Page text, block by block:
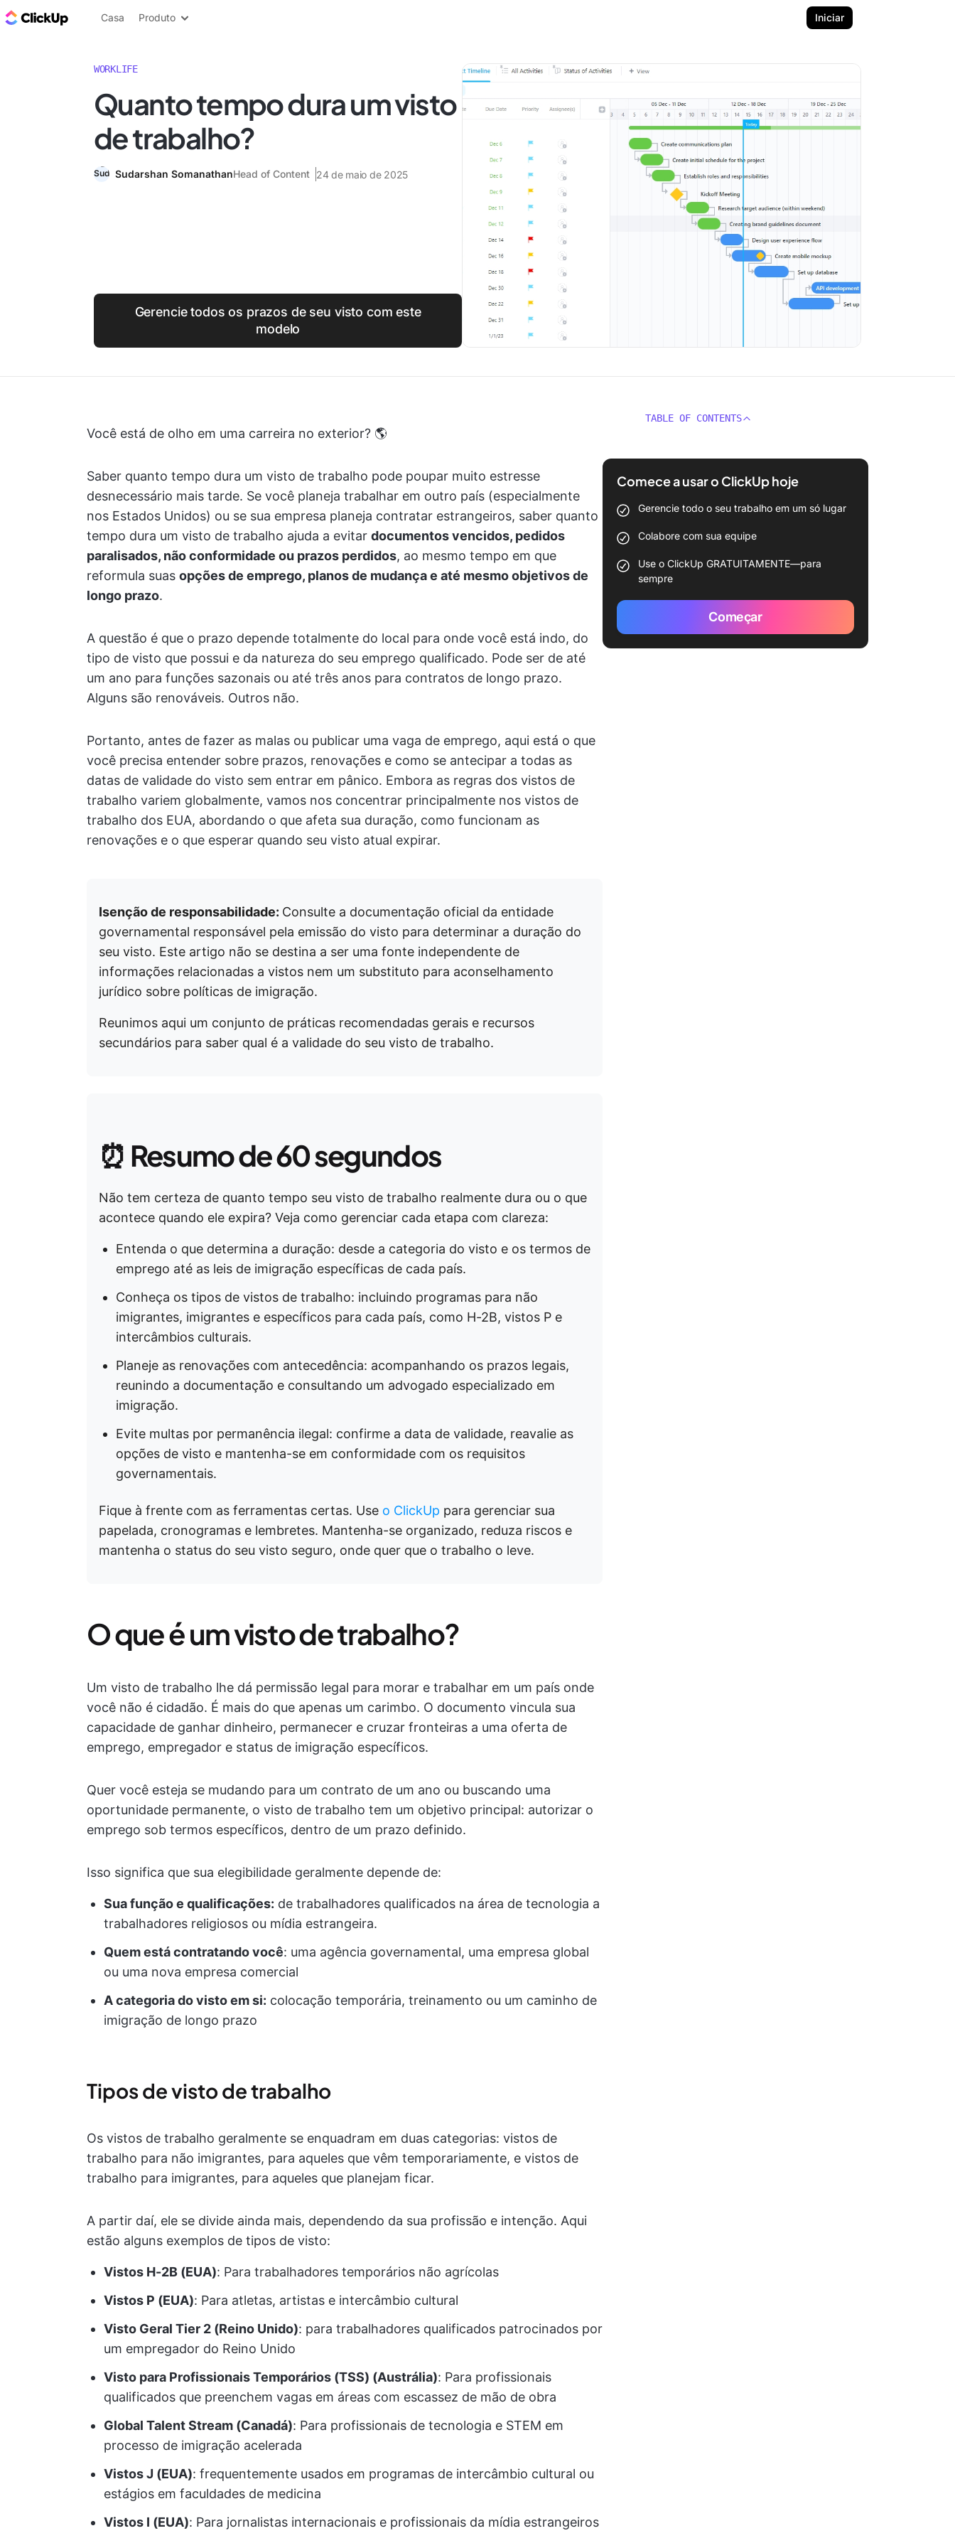
ClickUp Blogue
Casa Produto Iniciar
WORKLIFE
Quanto tempo dura um visto
de trabalho?
Sudarshan SomanathanHead of Content 24 de maio de 2025
Gerencie todos os prazos de seu visto com este
modelo
Você está de olho em uma carreira no exterior? 🌎
Saber quanto tempo dura um visto de trabalho pode poupar muito estresse
desnecessário mais tarde. Se você planeja trabalhar em outro país (especialmente
nos Estados Unidos) ou se sua empresa planeja contratar estrangeiros, saber quanto
tempo dura um visto de trabalho ajuda a evitar documentos vencidos, pedidos
paralisados, não conformidade ou prazos perdidos, ao mesmo tempo em que
reformula suas opções de emprego, planos de mudança e até mesmo objetivos de
longo prazo.
A questão é que o prazo depende totalmente do local para onde você está indo, do
tipo de visto que possui e da natureza do seu emprego qualificado. Pode ser de até
um ano para funções sazonais ou até três anos para contratos de longo prazo.
Alguns são renováveis. Outros não.
Portanto, antes de fazer as malas ou publicar uma vaga de emprego, aqui está o que
você precisa entender sobre prazos, renovações e como se antecipar a todas as
datas de validade do visto sem entrar em pânico. Embora as regras dos vistos de
trabalho variem globalmente, vamos nos concentrar principalmente nos vistos de
trabalho dos EUA, abordando o que afeta sua duração, como funcionam as
renovações e o que esperar quando seu visto atual expirar.
Isenção de responsabilidade: Consulte a documentação oficial da entidade
governamental responsável pela emissão do visto para determinar a duração do
seu visto. Este artigo não se destina a ser uma fonte independente de
informações relacionadas a vistos nem um substituto para aconselhamento
jurídico sobre políticas de imigração.
Reunimos aqui um conjunto de práticas recomendadas gerais e recursos
secundários para saber qual é a validade do seu visto de trabalho.
⏰ Resumo de 60 segundos
Não tem certeza de quanto tempo seu visto de trabalho realmente dura ou o que
acontece quando ele expira? Veja como gerenciar cada etapa com clareza:
Entenda o que determina a duração: desde a categoria do visto e os termos de
emprego até as leis de imigração específicas de cada país.
Conheça os tipos de vistos de trabalho: incluindo programas para não
imigrantes, imigrantes e específicos para cada país, como H-2B, vistos P e
intercâmbios culturais.
Planeje as renovações com antecedência: acompanhando os prazos legais,
reunindo a documentação e consultando um advogado especializado em
imigração.
Evite multas por permanência ilegal: confirme a data de validade, reavalie as
opções de visto e mantenha-se em conformidade com os requisitos
governamentais.
Fique à frente com as ferramentas certas. Use o ClickUp para gerenciar sua
papelada, cronogramas e lembretes. Mantenha-se organizado, reduza riscos e
mantenha o status do seu visto seguro, onde quer que o trabalho o leve.
O que é um visto de trabalho?
Um visto de trabalho lhe dá permissão legal para morar e trabalhar em um país onde
você não é cidadão. É mais do que apenas um carimbo. O documento vincula sua
capacidade de ganhar dinheiro, permanecer e cruzar fronteiras a uma oferta de
emprego, empregador e status de imigração específicos.
Quer você esteja se mudando para um contrato de um ano ou buscando uma
oportunidade permanente, o visto de trabalho tem um objetivo principal: autorizar o
emprego sob termos específicos, dentro de um prazo definido.
Isso significa que sua elegibilidade geralmente depende de:
Sua função e qualificações: de trabalhadores qualificados na área de tecnologia a
trabalhadores religiosos ou mídia estrangeira.
Quem está contratando você: uma agência governamental, uma empresa global
ou uma nova empresa comercial
A categoria do visto em si: colocação temporária, treinamento ou um caminho de
imigração de longo prazo
Tipos de visto de trabalho
Os vistos de trabalho geralmente se enquadram em duas categorias: vistos de
trabalho para não imigrantes, para aqueles que vêm temporariamente, e vistos de
trabalho para imigrantes, para aqueles que planejam ficar.
A partir daí, ele se divide ainda mais, dependendo da sua profissão e intenção. Aqui
estão alguns exemplos de tipos de visto:
Vistos H-2B (EUA): Para trabalhadores temporários não agrícolas
Vistos P (EUA): Para atletas, artistas e intercâmbio cultural
Visto Geral Tier 2 (Reino Unido): para trabalhadores qualificados patrocinados por
um empregador do Reino Unido
Visto para Profissionais Temporários (TSS) (Austrália): Para profissionais
qualificados que preenchem vagas em áreas com escassez de mão de obra
Global Talent Stream (Canadá): Para profissionais de tecnologia e STEM em
processo de imigração acelerada
Vistos J (EUA): frequentemente usados em programas de intercâmbio cultural ou
estágios em faculdades de medicina
Vistos I (EUA): Para jornalistas internacionais e profissionais da mídia estrangeiros
TABLE OF CONTENTS
Comece a usar o ClickUp hoje
Gerencie todo o seu trabalho em um só lugar
Colabore com sua equipe
Use o ClickUp GRATUITAMENTE—para
sempre
Começar